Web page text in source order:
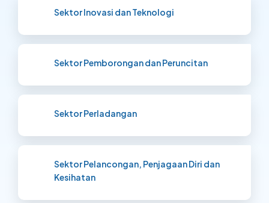
Sektor Inovasi dan Teknologi
Sektor Pemborongan dan Peruncitan
Sektor Perladangan
Sektor Pelancongan, Penjagaan Diri dan
Kesihatan